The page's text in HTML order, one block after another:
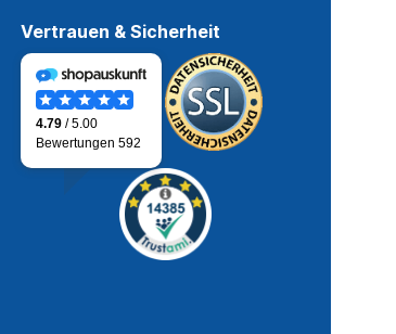
Vertrauen & Sicherheit